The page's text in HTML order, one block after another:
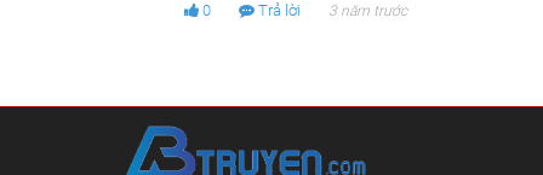
0 Trả lời 3 năm trước